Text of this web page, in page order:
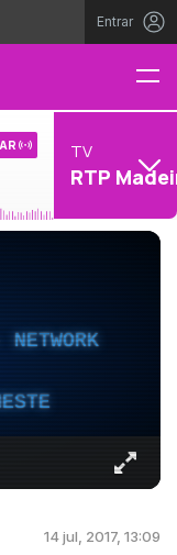
Entrar
TV
RTP
14 jul, 2017, 13:09